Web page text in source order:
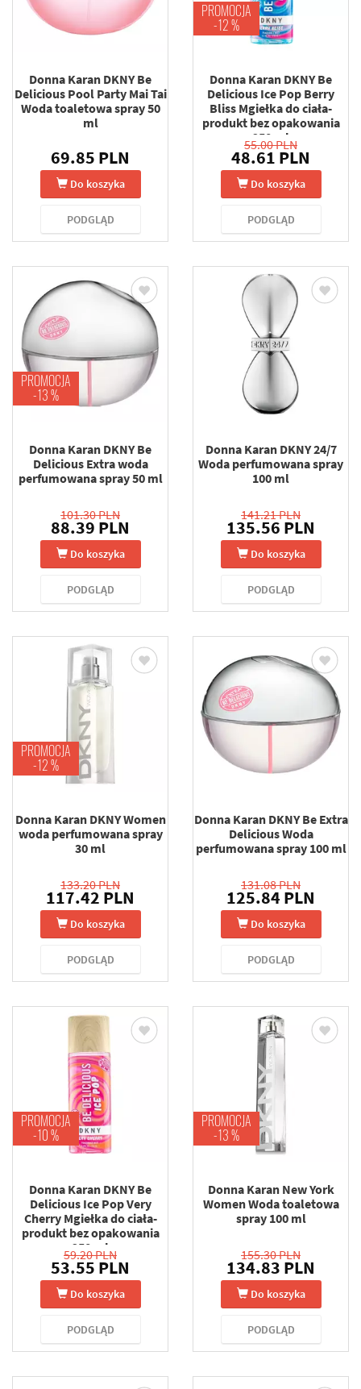
Donna Karan DKNY Be
Delicious Pool Party Mai Tai
Woda toaletowa spray 50
ml
69.85 PLN
Do koszyka
PODGLĄD
PROMOCJA
-12 %
Donna Karan DKNY Be
Delicious Ice Pop Berry
Bliss Mgiełka do ciała-
produkt bez opakowania
250 ml
55.00 PLN
48.61 PLN
Do koszyka
PODGLĄD
PROMOCJA
-13 %
Donna Karan DKNY Be
Delicious Extra woda
perfumowana spray 50 ml
101.30 PLN
88.39 PLN
Do koszyka
PODGLĄD
Donna Karan DKNY 24/7
Woda perfumowana spray
100 ml
141.21 PLN
135.56 PLN
Do koszyka
PODGLĄD
PROMOCJA
-12 %
Donna Karan DKNY Women
woda perfumowana spray
30 ml
133.20 PLN
117.42 PLN
Do koszyka
PODGLĄD
Donna Karan DKNY Be Extra
Delicious Woda
perfumowana spray 100 ml
131.08 PLN
125.84 PLN
Do koszyka
PODGLĄD
PROMOCJA
-10 %
Donna Karan DKNY Be
Delicious Ice Pop Very
Cherry Mgiełka do ciała-
produkt bez opakowania
250 ml
59.20 PLN
53.55 PLN
Do koszyka
PODGLĄD
PROMOCJA
-13 %
Donna Karan New York
Women Woda toaletowa
spray 100 ml
155.30 PLN
134.83 PLN
Do koszyka
PODGLĄD